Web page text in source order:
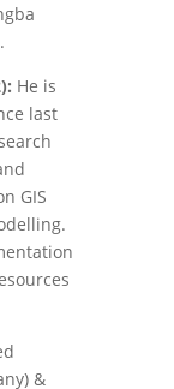
He is
last
GIS
&